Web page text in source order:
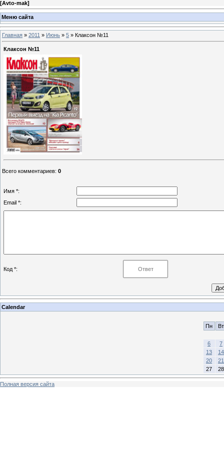
[Avto-mak]
Меню сайта
Главная » 2011 » Июнь » 5 » Клаксон №11
Клаксон №11
Всего комментариев: 0
Имя *:
Email *:
Код *:
Calendar
Пн Вт
6
7
13
14
20
21
27
28
Полная версия сайта